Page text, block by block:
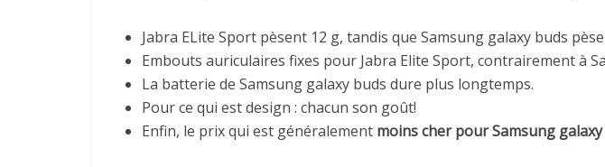
Jabra ELite Sport pèsent 12 g, tandis que Samsung galaxy buds
Embouts auriculaires fixes pour Jabra Elite Sport, contrairement à
La batterie de Samsung galaxy buds dure plus longtemps.
Pour ce qui est design : chacun son goût!
Enfin, le prix qui est généralement moins cher pour Samsung